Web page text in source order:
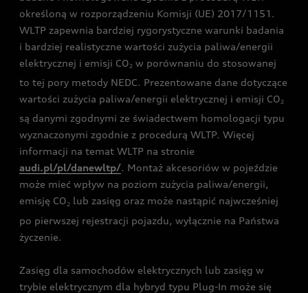
określoną w rozporządzeniu Komisji (UE) 2017/1151.
WLTP zapewnia bardziej rygorystyczne warunki badania
i bardziej realistyczne wartości zużycia paliwa/energii
elektrycznej i emisji CO2 w porównaniu do stosowanej
to tej pory metody NEDC. Prezentowane dane dotyczące
wartości zużycia paliwa/energii elektrycznej i emisji CO2
są danymi zgodnymi ze świadectwem homologacji typu
wyznaczonymi zgodnie z procedurą WLTP. Więcej
informacji na temat WLTP na stronie
audi.pl/pl/danewltp/. Montaż akcesoriów w pojeździe
może mieć wpływ na poziom zużycia paliwa/energii,
emisję CO 2 lub zasięg oraz może nastąpić najwcześniej
po pierwszej rejestracji pojazdu, wyłącznie na Państwa
życzenie.
Zasięg dla samochodów elektrycznych lub zasięg w
trybie elektrycznym dla hybryd typu Plug-In może się